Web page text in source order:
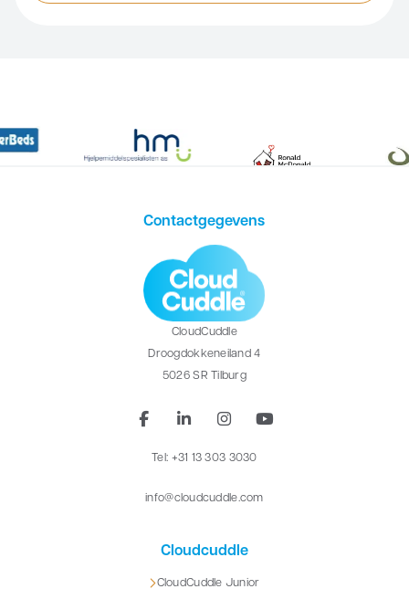
Contactgegevens
CloudCuddle
Droogdokkeneiland 4
5026 SR Tilburg
Tel: +31 13 303 3030
info@cloudcuddle.com
Cloudcuddle
CloudCuddle Junior